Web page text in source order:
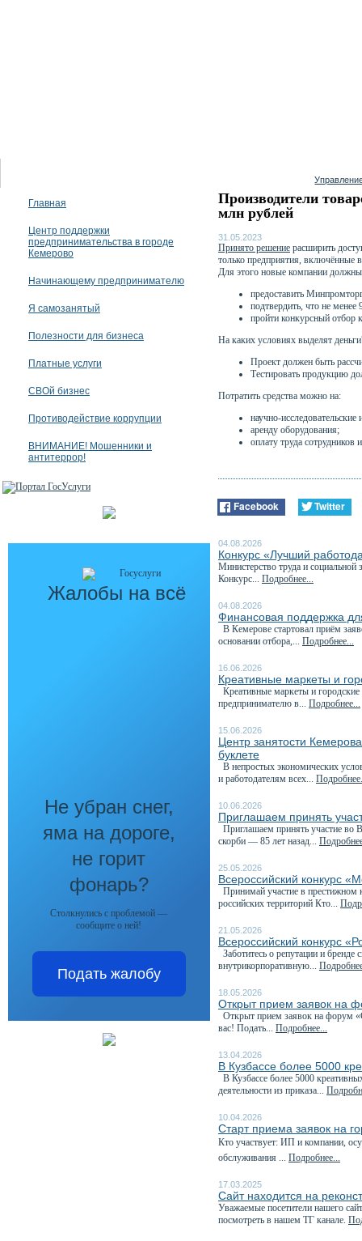
Главная
Центр поддержки
предпринимательства в городе
Кемерово
Начинающему предпринимателю
Я самозанятый
Полезности для бизнеса
Платные услуги
СВОй бизнес
Противодействие коррупции
ВНИМАНИЕ! Мошенники и
антитеррор!
Жалобы на всё
Не убран снег,
яма на дороге,
не горит
фонарь?
Столкнулись с проблемой —
сообщите о ней!
Подать жалобу
Производители
млн рублей
31.05.2023
Принято решение расширить
только предприятия, включённые
Для этого новые компании
предоставить
подтвердить, что не
пройти конкурсный отбор
На каких условиях выделят
Проект должен быть
Тестировать продукцию
Потратить средства можно на:
научно-
аренду оборудования;
оплату труда
Facebook Twitter
04.08.2026
Конкурс «Лучший
Министерство труда и социальной
Конкурс... Подробнее...
04.08.2026
Финансовая поддержка
В Кемерове стартовал приём
основании отбора,... Подробнее...
16.06.2026
Креативные маркеты и
Креативные маркеты и
предпринимателю в... Подробнее...
15.06.2026
Центр занятости
буклете
В непростых экономических
и работодателям всех...
10.06.2026
Приглашаем принять
Приглашаем принять участие во
скорби — 85 лет назад...
25.05.2026
Всероссийский конкурс
Принимай участие в престижном
российских территорий Кто...
21.05.2026
Всероссийский конкурс
Заботитесь о репутации и бренде
внутрикорпоративную...
18.05.2026
Открыт прием заявок на
Открыт прием заявок на форум
вас! Подать... Подробнее...
13.04.2026
В Кузбассе более 5000
В Кузбассе более 5000
деятельности из приказа...
10.04.2026
Старт приема заявок на
Кто участвует: ИП и компании,
обслуживания ... Подробнее...
17.03.2025
Сайт находится на
Уважаемые посетители нашего
посмотреть в нашем ТГ канале.